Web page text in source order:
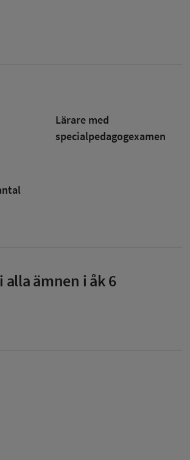
Lärare med
specialpedagog­examen
ämnen i åk 6